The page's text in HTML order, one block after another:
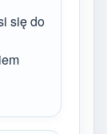
się do